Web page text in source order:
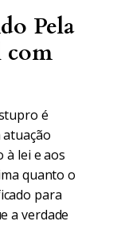
Pela
com
é
atuação
à lei e aos
quanto o
para
a verdade